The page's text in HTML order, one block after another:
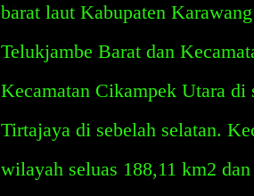
barat laut Kabupaten
Telukjambe Barat dan
Kecamatan Cikampek Utara di
Tirtajaya di sebelah selatan.
wilayah seluas 188,11 km2